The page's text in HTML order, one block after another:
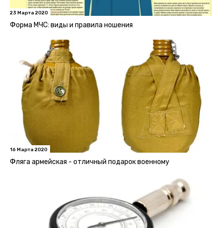
23 Марта 2020
Форма МЧС: виды и правила ношения
16 Марта 2020
Фляга армейская - отличный подарок военному